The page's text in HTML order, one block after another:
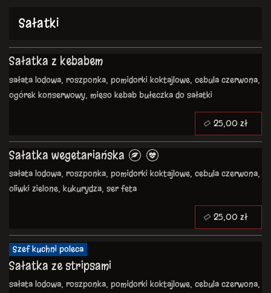
Sałatki
Sałatka z kebabem
sałata lodowa, roszponka, pomidorki koktajlowe, cebula czerwona,
ogórek konserwowy, mięso kebab bułeczka do sałatki
Sałatka wegetariańska
sałata lodowa, roszponka, pomidorki koktajlowe, cebula czerwona,
oliwki zielone, kukurydza, ser feta
Szef kuchni poleca
Sałatka ze stripsami
sałata lodowa, roszponka, pomidorki koktajlowe, cebula czerwona,